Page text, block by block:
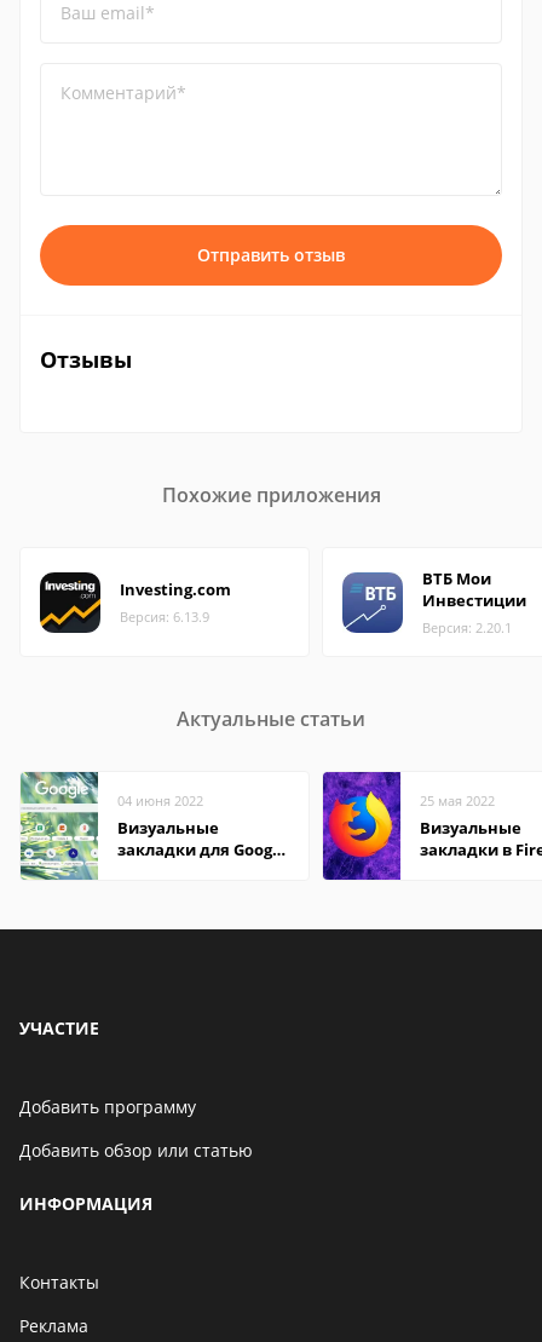
Ваш email*
Комментарий*
Отправить отзыв
Отзывы
Похожие приложения
Investing.com
Версия: 6.13.9
ВТБ Мои
Инвестиции
Версия: 2.20.1
Актуальные статьи
04 июня 2022
Визуальные
закладки для Google
25 мая 2022
Визуальные
закладки в
УЧАСТИЕ
Добавить программу
Добавить обзор или статью
ИНФОРМАЦИЯ
Контакты
Реклама